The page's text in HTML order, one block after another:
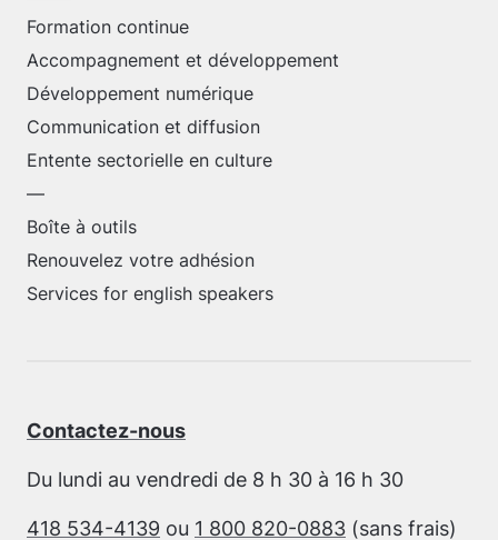
Formation continue
Accompagnement et développement
Développement numérique
Communication et diffusion
Entente sectorielle en culture
—
Boîte à outils
Renouvelez votre adhésion
Services for english speakers
Contactez-nous
Du lundi au vendredi de 8 h 30 à 16 h 30
418 534-4139 ou 1 800 820-0883 (sans frais)